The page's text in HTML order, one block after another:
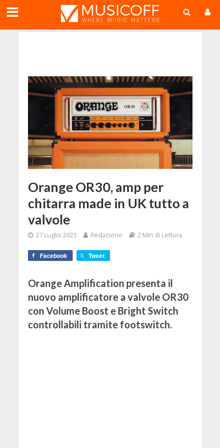
Orange OR30, amp per
chitarra made in UK tutto a
valvole
27 Luglio 2023 Redazione 2 Min di Lettura
Facebook Tweet
Orange Amplification presenta il
nuovo amplificatore a valvole OR30
con Volume Boost e Bright Switch
controllabili tramite footswitch.